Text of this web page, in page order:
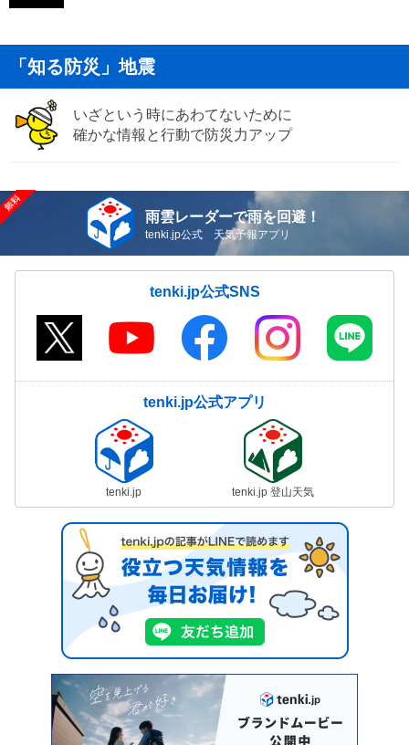
「知る防災」地震
いざという時にあわてないために
確かな情報と行動で防災力アップ
雨雲レーダーで雨を回避！
tenki.jp公式 天気予報アプリ
tenki.jp公式SNS
tenki.jp公式アプリ
tenki.jp tenki.jp 登山天気